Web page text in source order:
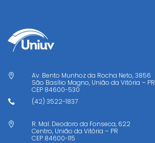

Av. Bento Munhoz da Rocha Neto, 3856
São Basílio Magno, União da Vitória – PR
CEP 84600-530
 (42) 3522-1837

R. Mal. Deodoro da Fonseca, 622
Centro, União da Vitória – PR
CEP 84600-115